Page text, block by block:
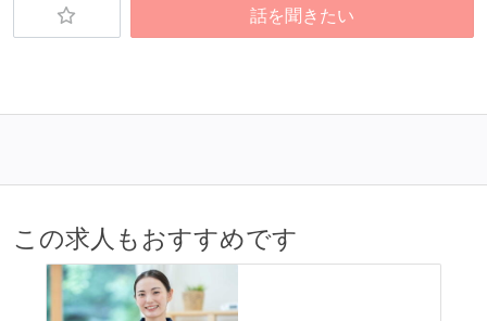
話を聞きたい
この求人もおすすめです